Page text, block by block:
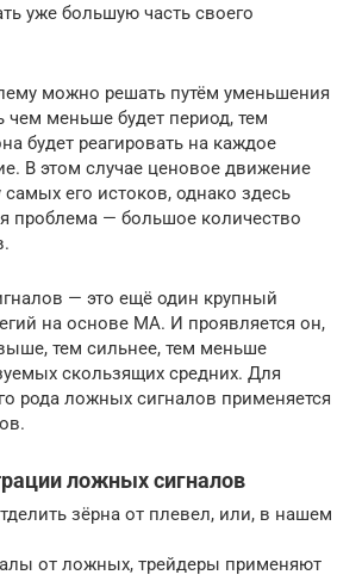
уже большую часть своего
можно решать путём уменьшения
меньше будет период, тем
будет реагировать на каждое
В этом случае ценовое движение
его истоков, однако здесь
проблема — большое количество
— это ещё один крупный
на основе МА. И проявляется он,
тем сильнее, тем меньше
скользящих средних. Для
рода ложных сигналов применяется
ложных сигналов
зёрна от плевел, или, в нашем
от ложных, трейдеры применяют